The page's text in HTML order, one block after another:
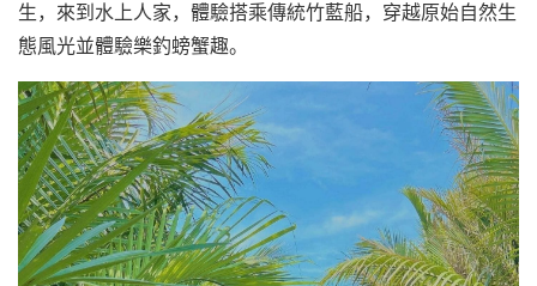
生，來到水上人家，體驗搭乘傳統竹藍船，穿越原始自然生
態風光並體驗樂釣螃蟹趣。